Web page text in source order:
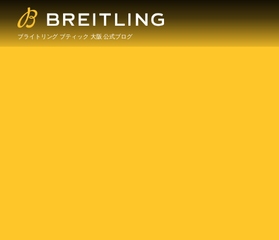
ブライトリング ブティック 大阪 公式ブログ